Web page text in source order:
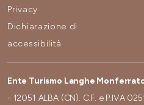
Privacy
Dichiarazione di
accessibilità
Ente Turismo Langhe
- 12051 ALBA (CN). C.F. e P.IVA